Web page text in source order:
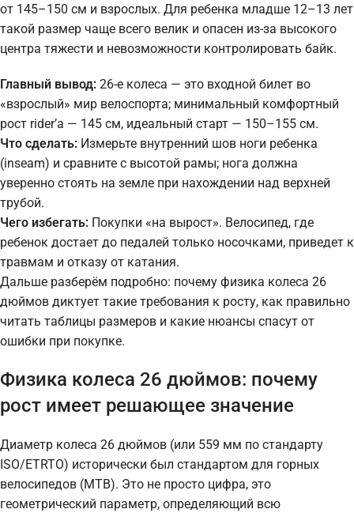
от 145–150 см и взрослых. Для ребенка младше 12–13 лет
такой размер чаще всего велик и опасен из-за высокого
центра тяжести и невозможности контролировать байк.
Главный вывод: 26-е колеса — это входной билет во
«взрослый» мир велоспорта; минимальный комфортный
рост rider’а — 145 см, идеальный старт — 150–155 см.
Что сделать: Измерьте внутренний шов ноги ребенка
(inseam) и сравните с высотой рамы; нога должна
уверенно стоять на земле при нахождении над верхней
трубой.
Чего избегать: Покупки «на вырост». Велосипед, где
ребенок достает до педалей только носочками, приведет к
травмам и отказу от катания.
Дальше разберём подробно: почему физика колеса 26
дюймов диктует такие требования к росту, как правильно
читать таблицы размеров и какие нюансы спасут от
ошибки при покупке.
Физика колеса 26 дюймов: почему
рост имеет решающее значение
Диаметр колеса 26 дюймов (или 559 мм по стандарту
ISO/ETRTO) исторически был стандартом для горных
велосипедов (MTB). Это не просто цифра, это
геометрический параметр, определяющий всю